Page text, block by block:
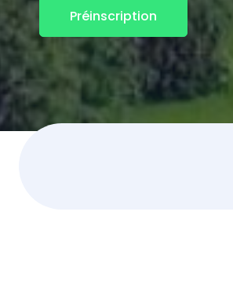
Préinscription